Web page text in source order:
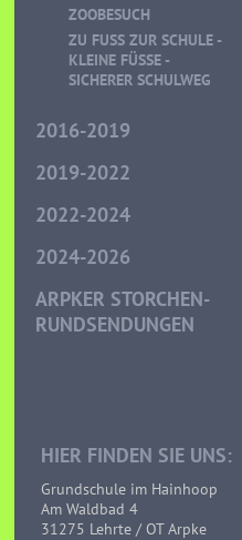
ZOOBESUCH
ZU FUSS ZUR SCHULE - K
LEINE FÜSSE - SI
CHERER SCHULWEG
2016-2019
2019-2022
2022-2024
2024-2026
ARPKER STORCHEN-
RUNDSENDUNGEN
HIER FINDEN SIE UNS:
Grundschule im Hainhoop
Am Waldbad 4
31275 Lehrte / OT Arpke